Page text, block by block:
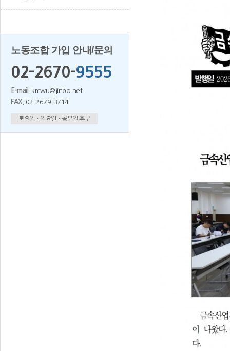
노동조합 가입 안내/문의
02-2670-9555
E-mail.
kmwu@jinbo.net
FAX.
02-2679-3714
토요일ㆍ일요일ㆍ공유일 휴무